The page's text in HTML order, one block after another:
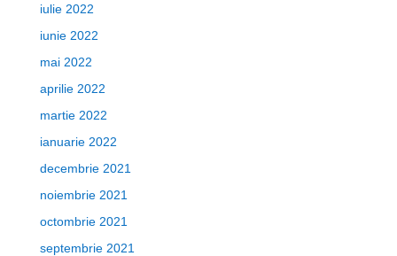
iulie 2022
iunie 2022
mai 2022
aprilie 2022
martie 2022
ianuarie 2022
decembrie 2021
noiembrie 2021
octombrie 2021
septembrie 2021